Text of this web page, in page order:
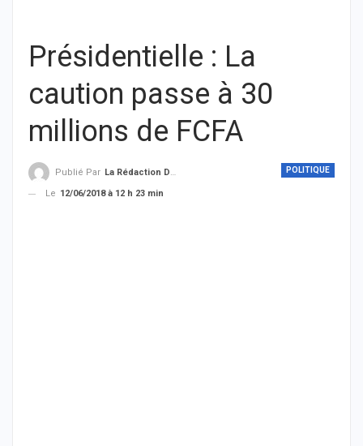
Présidentielle : La
caution passe à 30
millions de FCFA
POLITIQUE
Publié Par La Rédaction De THIEYSENEGAL.com
Le 12/06/2018 à 12 h 23 min